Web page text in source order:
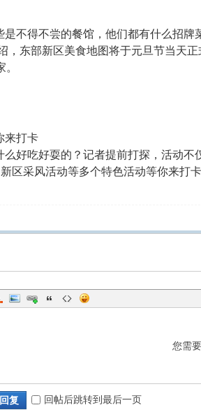
不得不尝的餐馆，他们都有什么招
，东部新区美食地图将于元旦节当天
来打卡
好吃好耍的？记者提前打探，活动
区采风活动等多个特色活动等你来打卡
您需
复 回帖后跳转到最后一页